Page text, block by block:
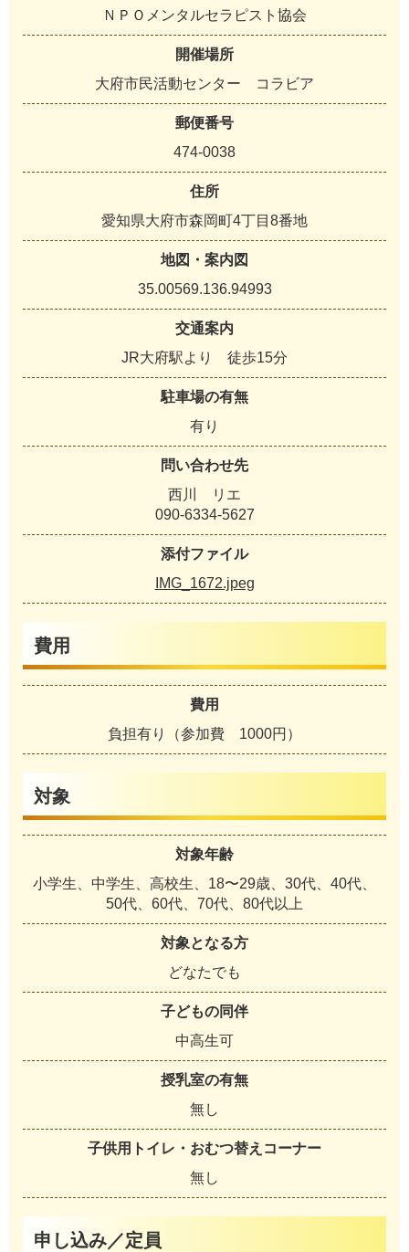
ＮＰＯメンタルセラピスト協会
開催場所
大府市民活動センター コラビア
郵便番号
474-0038
住所
愛知県大府市森岡町4丁目8番地
地図・案内図
35.00569.136.94993
交通案内
JR大府駅より 徒歩15分
駐車場の有無
有り
問い合わせ先
西川 リエ
090-6334-5627
添付ファイル
IMG_1672.jpeg
費用
費用
負担有り（参加費 1000円）
対象
対象年齢
小学生、中学生、高校生、18〜29歳、30代、40代、
50代、60代、70代、80代以上
対象となる方
どなたでも
子どもの同伴
中高生可
授乳室の有無
無し
子供用トイレ・おむつ替えコーナー
無し
申し込み／定員